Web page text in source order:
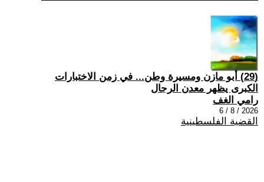
(29) أبو مازن ومسيرة وطن... في زمن الاختبارات
الكبرى يظهر معدن الرجال
رامي الغف
2026 / 8 / 6
القضية الفلسطينية